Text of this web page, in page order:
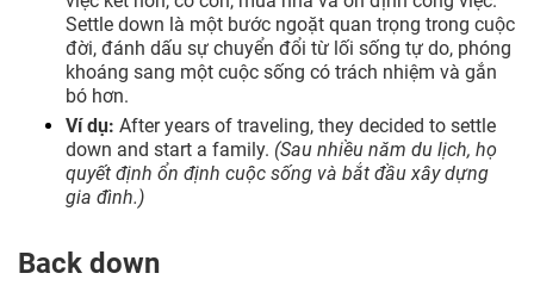
Settle down là một bước ngoặt quan trọng trong cuộc
đời, đánh dấu sự chuyển đổi từ lối sống tự do, phóng
khoáng sang một cuộc sống có trách nhiệm và gắn
bó hơn.
Ví dụ: After years of traveling, they decided to settle
down and start a family. (Sau nhiều năm du lịch, họ
quyết định ổn định cuộc sống và bắt đầu xây dựng
gia đình.)
Back down